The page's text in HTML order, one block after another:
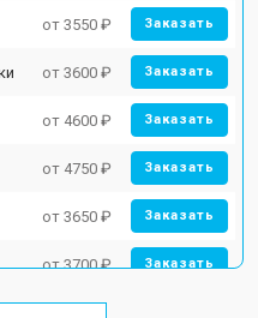
от 3550 ₽ Заказать
от 3600 ₽ Заказать
от 4600 ₽ Заказать
от 4750 ₽ Заказать
от 3650 ₽ Заказать
от 3700 ₽ Заказать